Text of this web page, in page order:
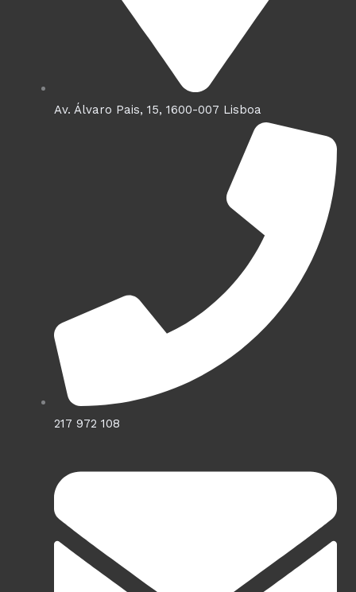
Av. Álvaro Pais, 15, 1600-007 Lisboa
217 972 108